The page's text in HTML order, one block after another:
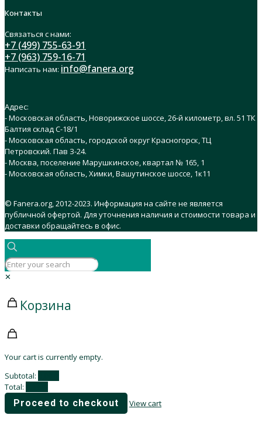
Контакты
Связаться с нами:
+7 (499) 755-63-91
+7 (963) 759-16-71
Написать нам: info@fanera.org
Адрес:
- Московская область, Новорижское шоссе, 26-й километр, вл. 51 ТК
Балтия склад C-18/1
- Московская область, городской округ Красногорск, ТЦ
Петровский. Пав З-24.
- Москва, поселение Марушкинское, квартал № 165, 1
- Московская область, Химки, Вашутинское шоссе, 1к11
© Fanera.org, 2012-2023. Информация на сайте не является
публичной офертой. Для уточнения наличия и стоимости товара и
доставки обращайтесь в офис.
✕
Корзина
Your cart is currently empty.
Subtotal:
Total:
Proceed to checkout View cart